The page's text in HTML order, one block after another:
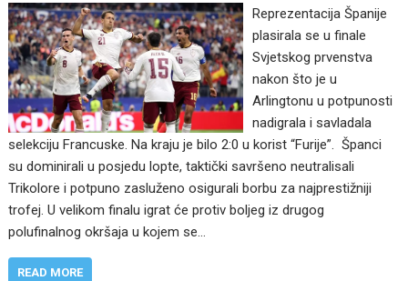
Reprezentacija Španije
plasirala se u finale
Svjetskog prvenstva
nakon što je u
Arlingtonu u potpunosti
nadigrala i savladala
selekciju Francuske. Na kraju je bilo 2:0 u korist “Furije”. Španci
su dominirali u posjedu lopte, taktički savršeno neutralisali
Trikolore i potpuno zasluženo osigurali borbu za najprestižniji
trofej. U velikom finalu igrat će protiv boljeg iz drugog
polufinalnog okršaja u kojem se…
READ MORE